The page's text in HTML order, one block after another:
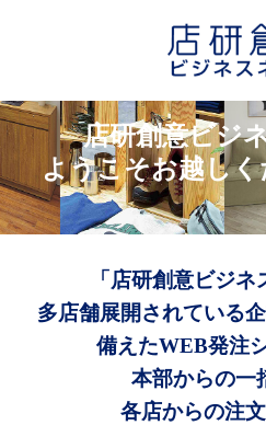
店研創意ビジ
ようこそお越し
「店研創意ビジネ
多店舗展開されている
備えたWEB発注
本部からの一
各店からの注文